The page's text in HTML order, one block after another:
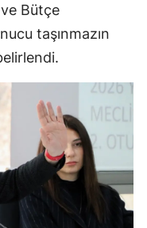
Bütçe
taşınmazın